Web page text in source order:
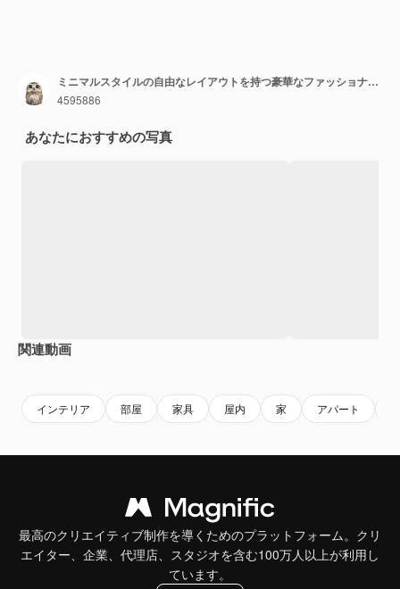
ミニマルスタイルの自由なレイアウトを持つ豪華なファッショナブルなモダンなデザインのスタジオアパート
4595886
あなたにおすすめの写真
関連動画
インテリア 部屋 家具 屋内 家 アパート
最高のクリエイティブ制作を導くためのプラットフォーム。クリ
エイター、企業、代理店、スタジオを含む100万人以上が利用し
ています。